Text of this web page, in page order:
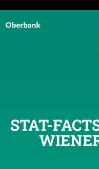
STAT-